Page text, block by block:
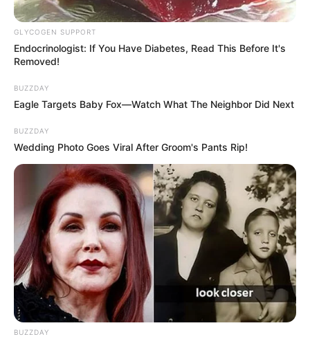
GLYCOGEN SUPPORT
Endocrinologist: If You Have Diabetes, Read This Before It's
Removed!
BUZZDAY
Eagle Targets Baby Fox—Watch What The Neighbor Did Next
BUZZDAY
Wedding Photo Goes Viral After Groom's Pants Rip!
BUZZDAY